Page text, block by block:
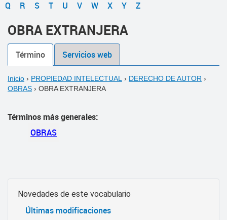
Q
R S T U V W X Y Z
OBRA EXTRANJERA
Término Servicios web
Inicio › PROPIEDAD INTELECTUAL › DERECHO DE AUTOR ›
OBRAS › OBRA EXTRANJERA
Términos más generales:
OBRAS
Novedades de este vocabulario
Últimas modificaciones